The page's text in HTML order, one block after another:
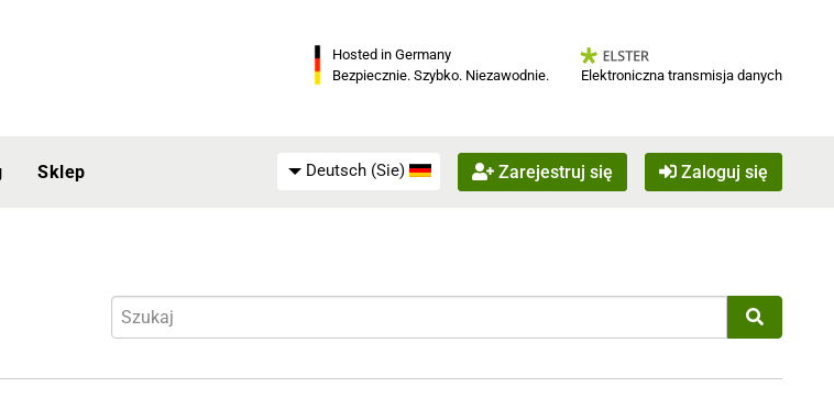
Hosted in Germany
Bezpiecznie. Szybko. Niezawodnie.
Elektroniczna transmisja danych
Sklep Deutsch (Sie) Zarejestruj się Zaloguj się